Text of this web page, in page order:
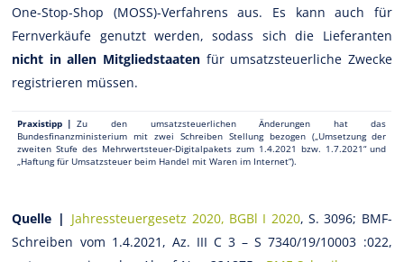
One-Stop-Shop (MOSS)-Verfahrens aus. Es kann auch für
Fernverkäufe genutzt werden, sodass sich die Lieferanten
nicht in allen Mitgliedstaaten für umsatzsteuerliche Zwecke
registrieren müssen.
Praxistipp | Zu den umsatzsteuerlichen Änderungen hat das
Bundesfinanzministerium mit zwei Schreiben Stellung bezogen („Umsetzung der
zweiten Stufe des Mehrwertsteuer-Digitalpakets zum 1.4.2021 bzw. 1.7.2021“ und
„Haftung für Umsatzsteuer beim Handel mit Waren im Internet“).
Quelle | Jahressteuergesetz 2020, BGBl I 2020, S. 3096; BMF-
Schreiben vom 1.4.2021, Az. III C 3 – S 7340/19/10003 :022,